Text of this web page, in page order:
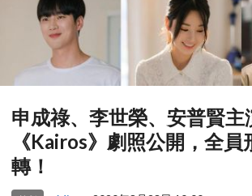
申成祿、李世榮、安普賢主
《Kairos》劇照公開，全員
轉！